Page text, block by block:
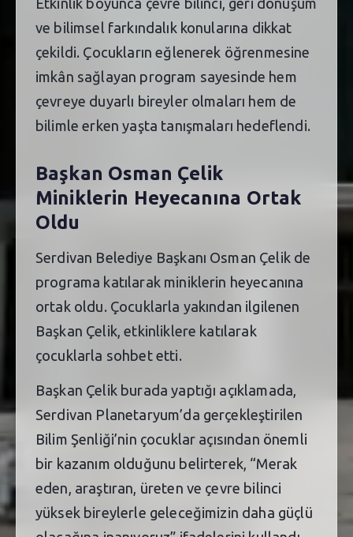
ve bilimsel farkındalık konularına dikkat
çekildi. Çocukların eğlenerek öğrenmesine
imkân sağlayan program sayesinde hem
çevreye duyarlı bireyler olmaları hem de
bilimle erken yaşta tanışmaları hedeflendi.
Başkan Osman Çelik
Miniklerin Heyecanına Ortak
Oldu
Serdivan Belediye Başkanı Osman Çelik de
programa katılarak miniklerin heyecanına
ortak oldu. Çocuklarla yakından ilgilenen
Başkan Çelik, etkinliklere katılarak
çocuklarla sohbet etti.
Başkan Çelik burada yaptığı açıklamada,
Serdivan Planetaryum’da gerçekleştirilen
Bilim Şenliği’nin çocuklar açısından önemli
bir kazanım olduğunu belirterek, “Merak
eden, araştıran, üreten ve çevre bilinci
yüksek bireylerle geleceğimizin daha güçlü